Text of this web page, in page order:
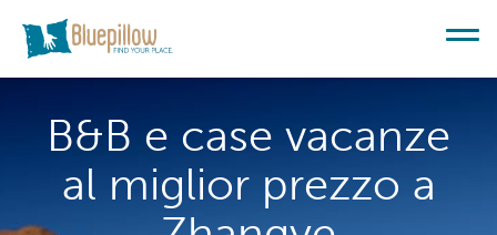
B&B e case vacanze
al miglior prezzo a